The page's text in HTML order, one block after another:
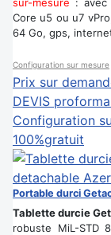
Core u5 ou u7
64 Go, gps,
Configuration sur mesure
Prix sur
DEVIS
Configuration
100%gratuit
Portable durci
Tablette durcie
robuste MiL-STD